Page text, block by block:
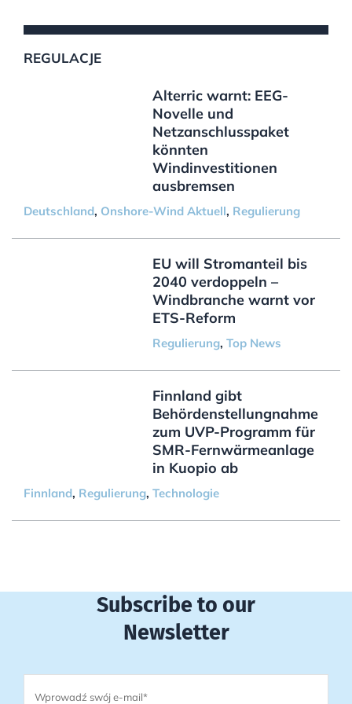
REGULACJE
Alterric warnt: EEG-
Novelle und
Netzanschlusspaket
könnten
Windinvestitionen
ausbremsen
Deutschland, Onshore-Wind Aktuell, Regulierung
EU will Stromanteil bis
2040 verdoppeln –
Windbranche warnt vor
ETS-Reform
Regulierung, Top News
Finnland gibt
Behördenstellungnahme
zum UVP-Programm für
SMR-Fernwärmeanlage
in Kuopio ab
Finnland, Regulierung, Technologie
Subscribe to our
Newsletter